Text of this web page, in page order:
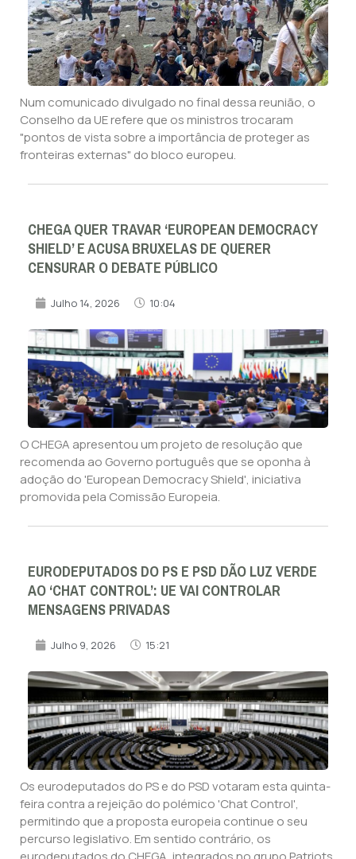
Num comunicado divulgado no final dessa reunião, o
Conselho da UE refere que os ministros trocaram
"pontos de vista sobre a importância de proteger as
fronteiras externas" do bloco europeu.
CHEGA QUER TRAVAR ‘EUROPEAN DEMOCRACY
SHIELD’ E ACUSA BRUXELAS DE QUERER
CENSURAR O DEBATE PÚBLICO
Julho 14, 2026 10:04
O CHEGA apresentou um projeto de resolução que
recomenda ao Governo português que se oponha à
adoção do 'European Democracy Shield', iniciativa
promovida pela Comissão Europeia.
EURODEPUTADOS DO PS E PSD DÃO LUZ VERDE
AO ‘CHAT CONTROL’: UE VAI CONTROLAR
MENSAGENS PRIVADAS
Julho 9, 2026 15:21
Os eurodeputados do PS e do PSD votaram esta quinta-
feira contra a rejeição do polémico 'Chat Control',
permitindo que a proposta europeia continue o seu
percurso legislativo. Em sentido contrário, os